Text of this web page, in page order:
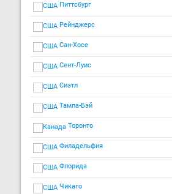
Питтсбург
Рейнджерс
Сан-Хосе
Сент-Луис
Сиэтл
Тампа-Бэй
Торонто
Филадельфия
Флорида
Чикаго